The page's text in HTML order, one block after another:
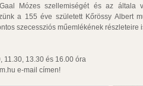
Mózes szellemiségét és az általa
a 155 éve született Kőrössy Albert
szecessziós műemlékének részleteire
11.30, 13.30 és 16.00 óra
e-mail címen!